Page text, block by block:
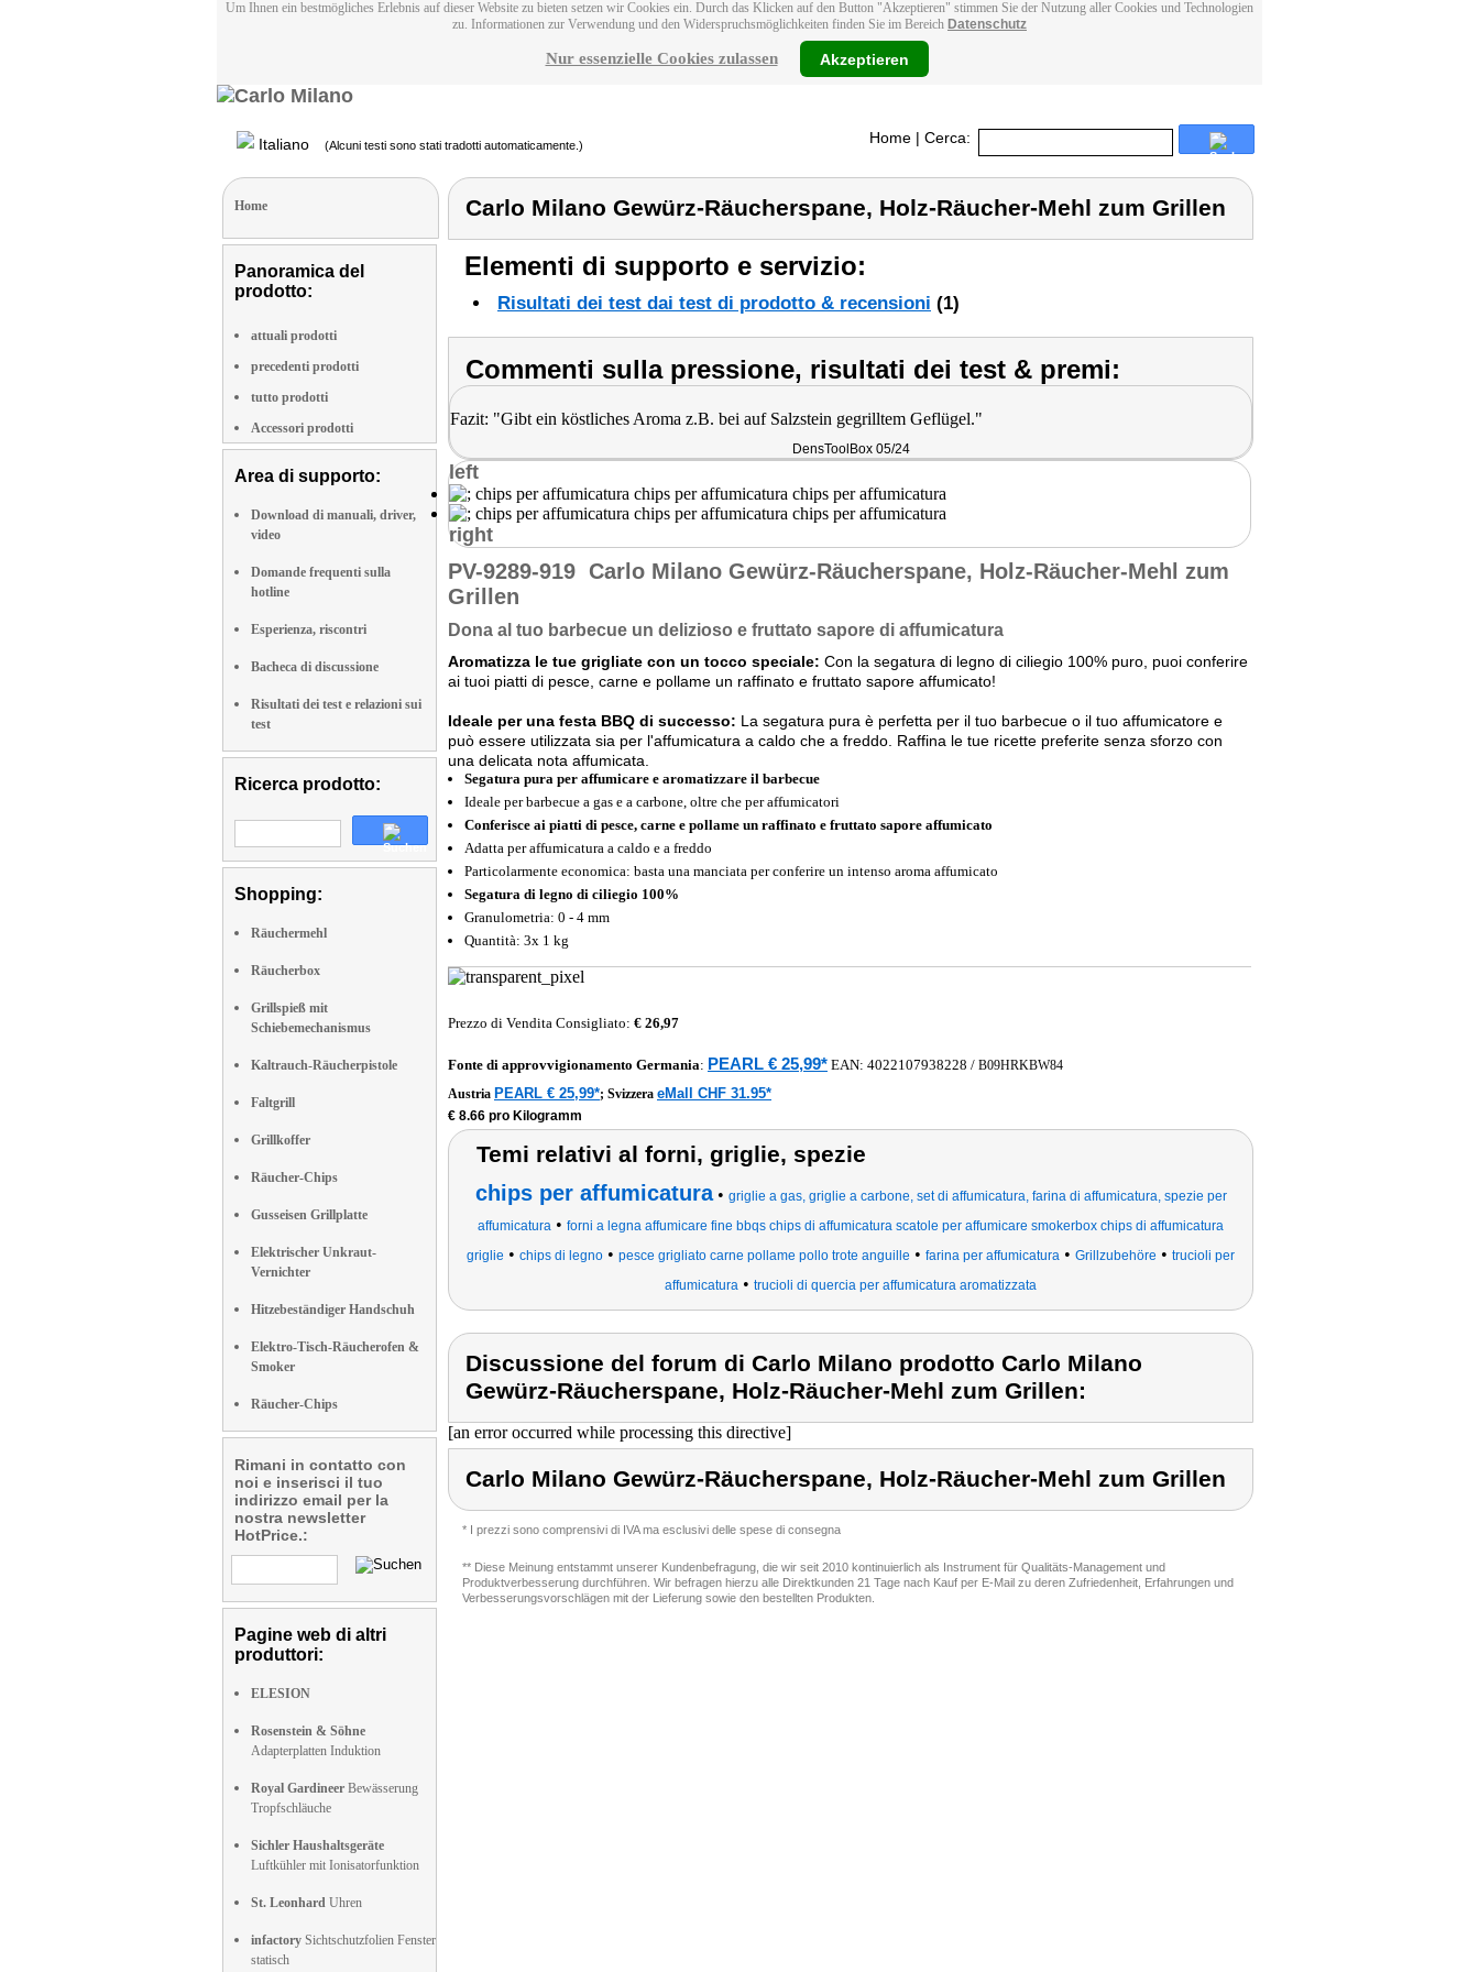
Um Ihnen ein bestmögliches Erlebnis auf dieser Website zu bieten setzen wir Cookies ein. Durch das Klicken auf den Button "Akzeptieren" stimmen Sie der Nutzung aller Cookies und Technologien
zu. Informationen zur Verwendung und den Widerspruchsmöglichkeiten finden Sie im Bereich Datenschutz
Nur essenzielle Cookies zulassen Akzeptieren
Italiano (Alcuni testi sono stati tradotti automaticamente.) Home | Cerca:
Home
Panoramica del
prodotto:
attuali prodotti
precedenti prodotti
tutto prodotti
Accessori prodotti
Area di supporto:
Download di manuali, driver,
video
Domande frequenti sulla
hotline
Esperienza, riscontri
Bacheca di discussione
Risultati dei test e relazioni sui
test
Ricerca prodotto:
Shopping:
Räuchermehl
Räucherbox
Grillspieß mit
Schiebemechanismus
Kaltrauch-Räucherpistole
Faltgrill
Grillkoffer
Räucher-Chips
Gusseisen Grillplatte
Elektrischer Unkraut-
Vernichter
Hitzebeständiger Handschuh
Elektro-Tisch-Räucherofen &
Smoker
Räucher-Chips
Rimani in contatto con
noi e inserisci il tuo
indirizzo email per la
nostra newsletter
HotPrice.:
Pagine web di altri
produttori:
ELESION
Rosenstein & Söhne
Adapterplatten Induktion
Royal Gardineer Bewässerung
Tropfschläuche
Sichler Haushaltsgeräte
Luftkühler mit Ionisatorfunktion
St. Leonhard Uhren
infactory Sichtschutzfolien Fenster
statisch
Carlo Milano Gewürz-Räucherspane, Holz-Räucher-Mehl zum Grillen
Elementi di supporto e servizio:
Risultati dei test dai test di prodotto & recensioni (1)
Commenti sulla pressione, risultati dei test & premi:
Fazit: "Gibt ein köstliches Aroma z.B. bei auf Salzstein gegrilltem Geflügel."
DensToolBox 05/24
left
right
PV-9289-919 Carlo Milano Gewürz-Räucherspane, Holz-Räucher-Mehl zum
Grillen
Dona al tuo barbecue un delizioso e fruttato sapore di affumicatura
Aromatizza le tue grigliate con un tocco speciale: Con la segatura di legno di ciliegio 100% puro, puoi conferire
ai tuoi piatti di pesce, carne e pollame un raffinato e fruttato sapore affumicato!
Ideale per una festa BBQ di successo: La segatura pura è perfetta per il tuo barbecue o il tuo affumicatore e
può essere utilizzata sia per l'affumicatura a caldo che a freddo. Raffina le tue ricette preferite senza sforzo con
una delicata nota affumicata.
Segatura pura per affumicare e aromatizzare il barbecue
Ideale per barbecue a gas e a carbone, oltre che per affumicatori
Conferisce ai piatti di pesce, carne e pollame un raffinato e fruttato sapore affumicato
Adatta per affumicatura a caldo e a freddo
Particolarmente economica: basta una manciata per conferire un intenso aroma affumicato
Segatura di legno di ciliegio 100%
Granulometria: 0 - 4 mm
Quantità: 3x 1 kg
Prezzo di Vendita Consigliato: € 26,97
Fonte di approvvigionamento Germania: PEARL € 25,99* EAN: 4022107938228 / B09HRKBW84
Austria PEARL € 25,99*; Svizzera eMall CHF 31.95*
€ 8.66 pro Kilogramm
Temi relativi al forni, griglie, spezie
chips per affumicatura• griglie a gas, griglie a carbone, set di affumicatura, farina di affumicatura, spezie per
affumicatura • forni a legna affumicare fine bbqs chips di affumicatura scatole per affumicare smokerbox chips di affumicatura
griglie • chips di legno • pesce grigliato carne pollame pollo trote anguille • farina per affumicatura • Grillzubehöre • trucioli per
affumicatura • trucioli di quercia per affumicatura aromatizzata
Discussione del forum di Carlo Milano prodotto Carlo Milano
Gewürz-Räucherspane, Holz-Räucher-Mehl zum Grillen:
[an error occurred while processing this directive]
Carlo Milano Gewürz-Räucherspane, Holz-Räucher-Mehl zum Grillen
* I prezzi sono comprensivi di IVA ma esclusivi delle spese di consegna
** Diese Meinung entstammt unserer Kundenbefragung, die wir seit 2010 kontinuierlich als Instrument für Qualitäts-Management und
Produktverbesserung durchführen. Wir befragen hierzu alle Direktkunden 21 Tage nach Kauf per E-Mail zu deren Zufriedenheit, Erfahrungen und
Verbesserungsvorschlägen mit der Lieferung sowie den bestellten Produkten.